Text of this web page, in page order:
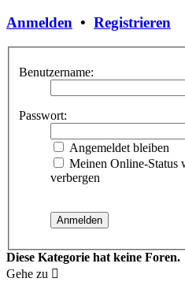
Anmelden • Registrieren
Benutzername:
Passwort:
Angemeldet bleiben
Meinen Online-Status
verbergen
Diese Kategorie hat keine Foren.
Gehe zu